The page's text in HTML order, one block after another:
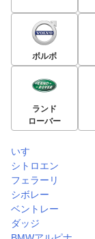
ボルボ
ランド
ローバー
いすゞ
シトロエン
フェラーリ
シボレー
ベントレー
ダッジ